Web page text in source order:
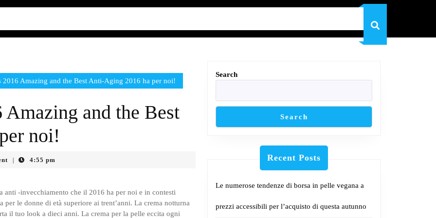
2016 Amazing and the Best Anti-Aging 2016 ha per noi!
Amazing and the Best
noi!
4:55 pm
-invecchiamento che il 2016 ha per noi e in contesti
le donne di età superiore ai trent’anni. La crema notturna
il tuo look a dieci anni. La crema per la pelle eccita ogni
Search
Search
Recent Posts
Le numerose tendenze di borsa in pelle vegana a
prezzi accessibili per l’acquisto di questa autunno